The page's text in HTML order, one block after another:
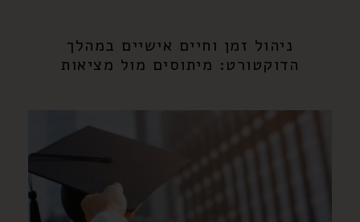
ניהול זמן וחיים אישיים במהלך
הדוקטורט: מיתוסים מול מציאות